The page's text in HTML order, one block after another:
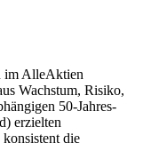
im AlleAktien
Wachstum, Risiko,
50-Jahres-
erzielten
die